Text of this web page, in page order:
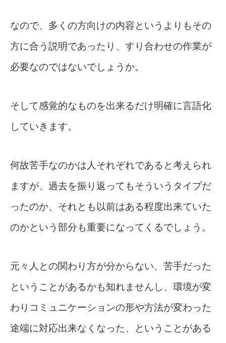
なので、多くの方向けの内容というよりもその
方に合う説明であったり、すり合わせの作業が
必要なのではないでしょうか。
そして感覚的なものを出来るだけ明確に言語化
していきます。
何故苦手なのかは人それぞれであると考えられ
ますが、過去を振り返ってもそういうタイプだ
ったのか、それとも以前はある程度出来ていた
のかという部分も重要になってくるでしょう。
元々人との関わり方が分からない、苦手だった
ということがあるかも知れませんし、環境が変
わりコミュニケーションの形や方法が変わった
途端に対応出来なくなった、ということがある